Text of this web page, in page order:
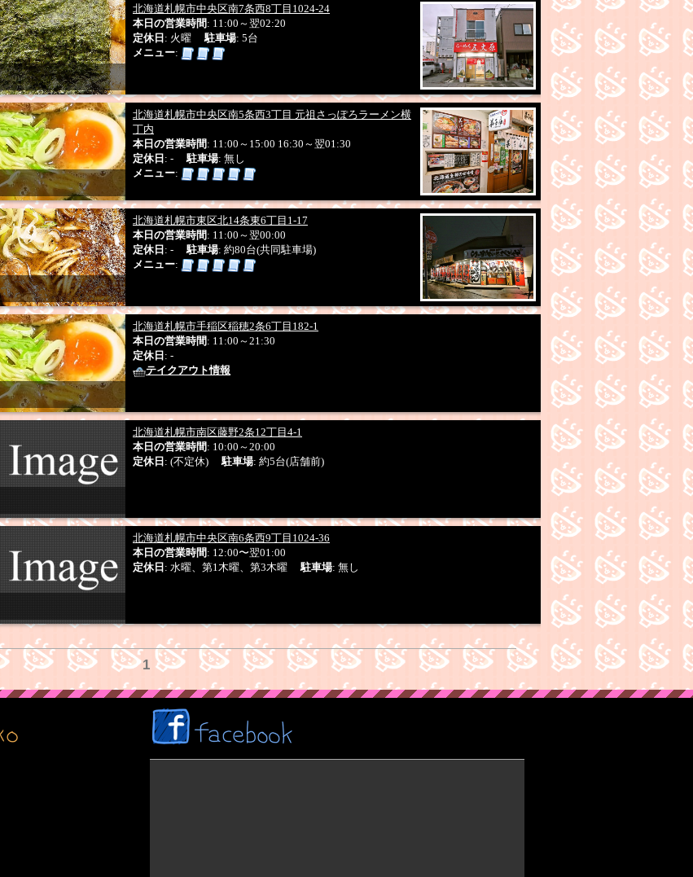
北海道札幌市中央区南7条西8丁目1024-24
本日の営業時間 : 11:00～翌02:20
定休日 : 火曜駐車場: 5台
メニュー:
北海道札幌市中央区南5条西3丁目 元祖さっぽろラーメン横
丁内
本日の営業時間 : 11:00～15:00 16:30～翌01:30
定休日 : -駐車場: 無し
メニュー:
北海道札幌市東区北14条東6丁目1-17
本日の営業時間 : 11:00～翌00:00
定休日 : -駐車場: 約80台(共同駐車場)
メニュー:
北海道札幌市手稲区稲穂2条6丁目182-1
本日の営業時間 : 11:00～21:30
定休日 : -
テイクアウト情報
北海道札幌市南区藤野2条12丁目4-1
本日の営業時間 : 10:00～20:00
定休日 : (不定休)駐車場: 約5台(店舗前)
北海道札幌市中央区南6条西9丁目1024-36
本日の営業時間 : 12:00〜翌01:00
定休日 : 水曜、第1木曜、第3木曜駐車場: 無し
1